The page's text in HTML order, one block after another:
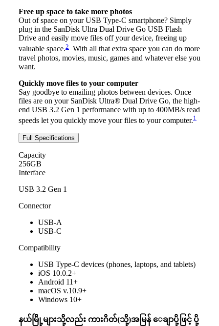
Free up space to take more photos
Out of space on your USB Type-C smartphone? Simply
plug in the SanDisk Ultra Dual Drive Go USB Flash
Drive and easily move files off your device, freeing up
valuable space.2 With all that extra space you can do more
travel photos, movies, music, games and whatever else you
want.
Quickly move files to your computer
Say goodbye to emailing photos between devices. Once
files are on your SanDisk Ultra® Dual Drive Go, the high-
end USB 3.2 Gen 1 performance with up to 400MB/s read
speeds let you quickly move your files to your computer.1
Full Specifications
Capacity
256GB
Interface
USB 3.2 Gen 1
Connector
USB-A
USB-C
Compatibility
USB Type-C devices (phones, laptops, and tablets)
iOS 10.0.2+
Android 11+
macOS v.10.9+
Windows 10+
နယ်မြိို့များသို့လည်း ကားဂိတ်(သို့)အမြန် ေချာပို့ဖြင့် ပို့